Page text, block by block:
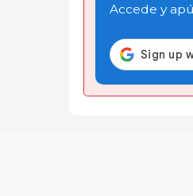
Accede y